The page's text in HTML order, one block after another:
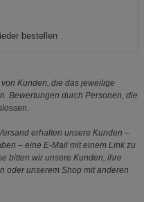
bestellen
Kunden, die das jeweilige
Bewertungen durch Personen, die
erhalten unsere Kunden –
– eine E-Mail mit einem Link zu
bitten wir unsere Kunden, ihre
oder unserem Shop mit anderen